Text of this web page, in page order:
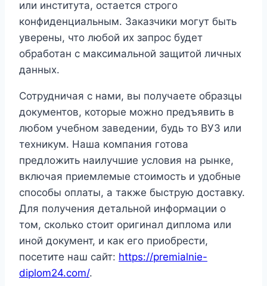
или института, остается строго
конфиденциальным. Заказчики могут быть
уверены, что любой их запрос будет
обработан с максимальной защитой личных
данных.
Сотрудничая с нами, вы получаете образцы
документов, которые можно предъявить в
любом учебном заведении, будь то ВУЗ или
техникум. Наша компания готова
предложить наилучшие условия на рынке,
включая приемлемые стоимость и удобные
способы оплаты, а также быструю доставку.
Для получения детальной информации о
том, сколько стоит оригинал диплома или
иной документ, и как его приобрести,
посетите наш сайт: https://premialnie-
diplom24.com/.